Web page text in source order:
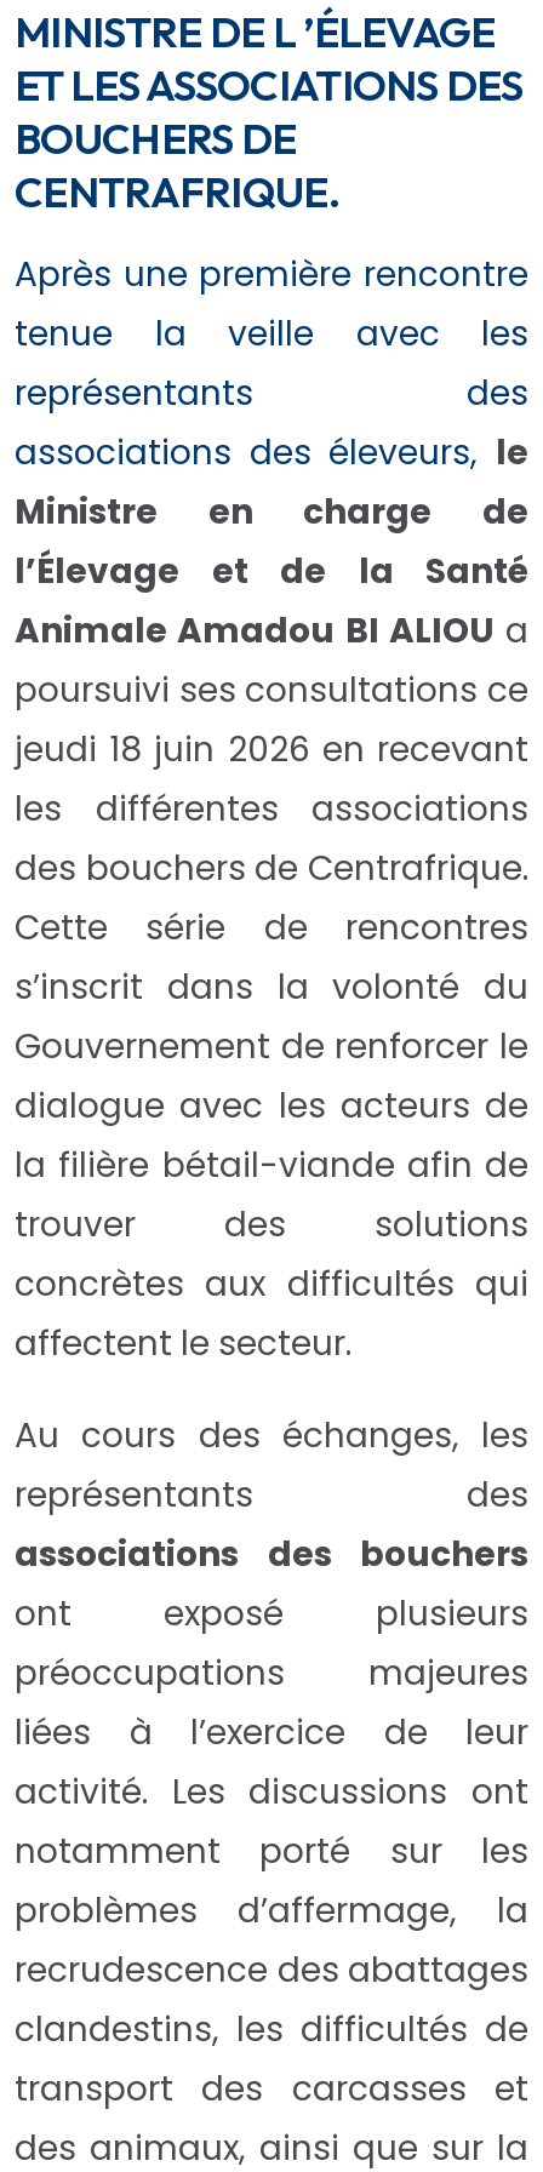
MINISTRE DE L ’ÉLEVAGE
ET LES ASSOCIATIONS DES
BOUCHERS DE
CENTRAFRIQUE.
Après une première rencontre
tenue la veille avec les
représentants des
associations des éleveurs, le
Ministre en charge de
l’Élevage et de la Santé
Animale Amadou BI ALIOU a
poursuivi ses consultations ce
jeudi 18 juin 2026 en recevant
les différentes associations
des bouchers de Centrafrique.
Cette série de rencontres
s’inscrit dans la volonté du
Gouvernement de renforcer le
dialogue avec les acteurs de
la filière bétail-viande afin de
trouver des solutions
concrètes aux difficultés qui
affectent le secteur.
Au cours des échanges, les
représentants des
associations des bouchers
ont exposé plusieurs
préoccupations majeures
liées à l’exercice de leur
activité. Les discussions ont
notamment porté sur les
problèmes d’affermage, la
recrudescence des abattages
clandestins, les difficultés de
transport des carcasses et
des animaux, ainsi que sur la